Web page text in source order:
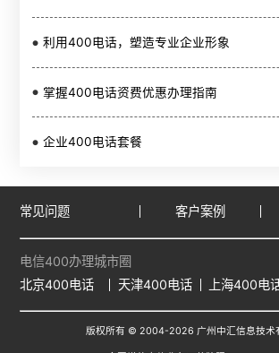
利用400电话，塑造专业企业形象
掌握400电话资费优惠办理指南
企业400电话套餐
常见问题 客户案例
电信400办理城市圈
北京400电话
天津400电话 上海400电
版权所有 © 2004-2026 广州中汇信息技术